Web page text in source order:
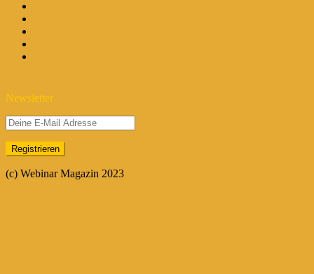
Newsletter
(c) Webinar Magazin 2023